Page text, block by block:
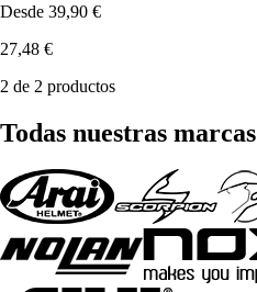
Desde 39,90 €
27,48 €
2 de 2 productos
Todas nuestras marcas